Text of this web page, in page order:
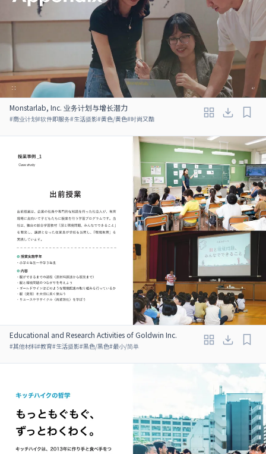
Monstarlab, Inc. 业务计划与增长潜力
#商业计划#软件即服务#生活摄影#黄色/黄色#时尚又酷
Educational and Research Activities of Goldwin Inc.
#其他材料#教育#生活摄影#黑色/黑色#最小/简单